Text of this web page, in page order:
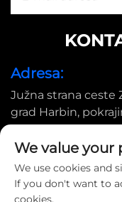
Adresa:
Južna strana ceste
grad Harbin,
[email protected]
We value your
We use cookies and
If you don't want to
cookies.